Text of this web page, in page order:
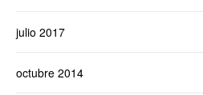
julio 2017
octubre 2014